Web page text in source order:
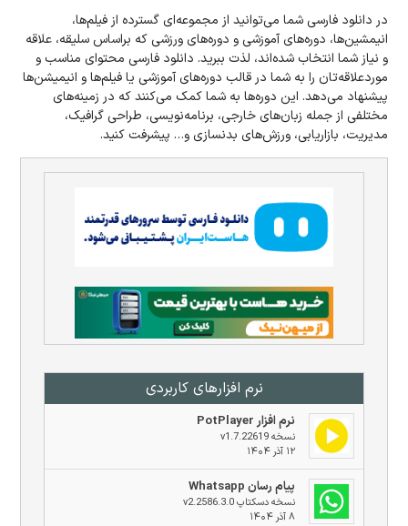
نرم افزار‌های کاربردی
نرم افزار PotPlayer
نسخه v1.7.22619
۱۲ آذر ۱۴۰۴
پیام رسان Whatsapp
نسخه دسکتاپ v2.2586.3.0
۸ آذر ۱۴۰۴
در دانلود فارسی شما می‌توانید از مجموعه‌ای گسترده از فیلم‌ها،
انیمشین‌ها، دوره‌های آموزشی و دوره‌های ورزشی که بر‌اساس سلیقه، علاقه
و نیاز شما انتخاب شده‌اند، لذت ببرید. دانلود فارسی محتوای مناسب و
مورد‌علاقه‌تان را به شما در قالب دوره‌های آموزشی یا فیلم‌ها و انیمیشن‌ها
پیشنهاد می‌دهد. این دوره‌ها به شما کمک می‌کنند که در زمینه‌های
مختلفی از جمله زبان‌های خارجی، برنامه‌نویسی، طراحی گرافیک،
مدیریت، بازاریابی، ورزش‌های بدنسازی و… پیشرفت کنید.